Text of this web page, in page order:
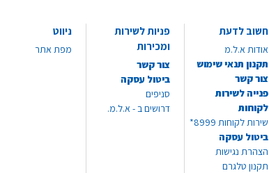
חשוב לדעת
אודות א.ל.מ
תקנון תנאי שימוש
צור קשר
פנייה לשירות
לקוחות
שירות לקוחות 8999*
ביטול עסקה
הצהרת נגישות
תקנון טלגרם
פניות לשירות
ומכירות
צור קשר
ביטול עסקה
סניפים
דרושים ב - א.ל.מ.
ניווט
מפת אתר